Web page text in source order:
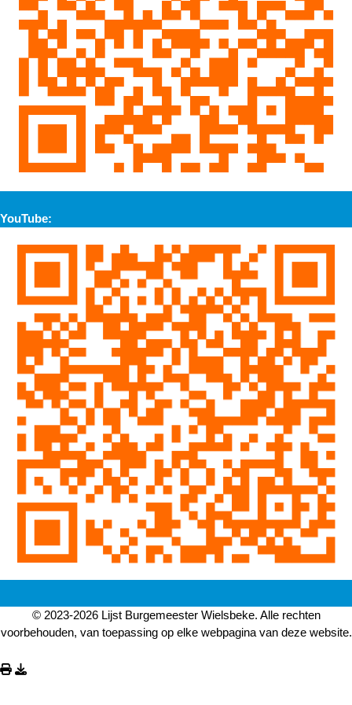
YouTube:
© 2023-2026 Lijst Burgemeester Wielsbeke. Alle rechten
voorbehouden, van toepassing op elke webpagina van deze website.